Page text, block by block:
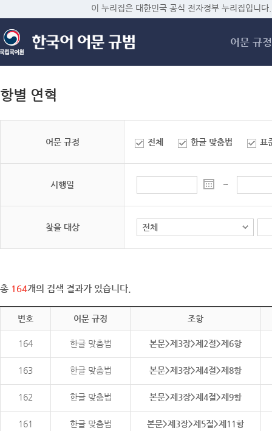
메
이 누리집은 대한민국 공식 전자정부 누리집입니다.
어문 규정
항별 연혁
어문 규정 전체 한글 맞춤법 표
시행일 ~
찾을 대상
총 164개의 검색 결과가 있습니다.
번호 어문 규정 조항
164 한글 맞춤법 본문>제3장>제2절>제6항
163 한글 맞춤법 본문>제3장>제4절>제8항
162 한글 맞춤법 본문>제3장>제4절>제9항
161 한글 맞춤법 본문>제3장>제5절>제11항